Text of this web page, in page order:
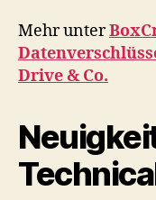
Mehr unter
Drive & Co.